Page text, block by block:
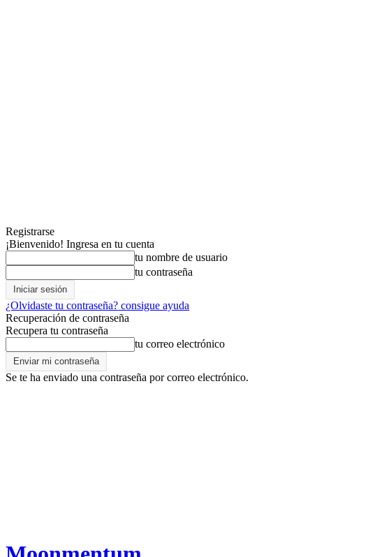
Registrarse
¡Bienvenido! Ingresa en tu cuenta
tu nombre de usuario
tu contraseña
¿Olvidaste tu contraseña? consigue ayuda
Recuperación de contraseña
Recupera tu contraseña
tu correo electrónico
Se te ha enviado una contraseña por correo electrónico.